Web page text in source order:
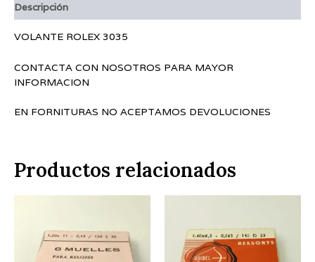
Descripción
VOLANTE ROLEX 3035
CONTACTA CON NOSOTROS PARA MAYOR
INFORMACION
EN FORNITURAS NO ACEPTAMOS DEVOLUCIONES
Productos relacionados